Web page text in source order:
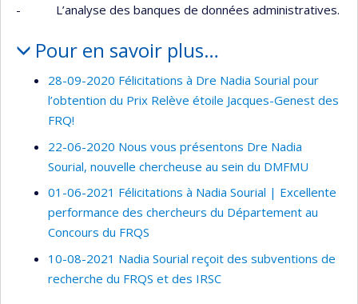
- L’analyse des banques de données administratives.
Pour en savoir plus…
28-09-2020 Félicitations à Dre Nadia Sourial pour
l’obtention du Prix Relève étoile Jacques-Genest des
FRQ!
22-06-2020 Nous vous présentons Dre Nadia
Sourial, nouvelle chercheuse au sein du DMFMU
01-06-2021 Félicitations à Nadia Sourial | Excellente
performance des chercheurs du Département au
Concours du FRQS
10-08-2021 Nadia Sourial reçoit des subventions de
recherche du FRQS et des IRSC